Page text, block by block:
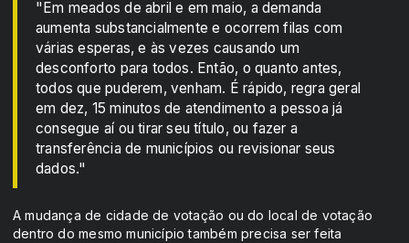
"Em meados de abril e em maio, a demanda
aumenta substancialmente e ocorrem filas com
várias esperas, e às vezes causando um
desconforto para todos. Então, o quanto antes,
todos que puderem, venham. É rápido, regra geral
em dez, 15 minutos de atendimento a pessoa já
consegue aí ou tirar seu título, ou fazer a
transferência de municípios ou revisionar seus
dados."
A mudança de cidade de votação ou do local de votação
dentro do mesmo município também precisa ser feita